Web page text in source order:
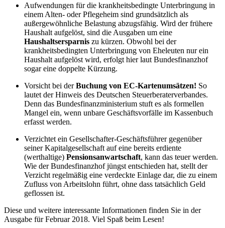
Aufwendungen für die krankheitsbedingte Unterbringung in
einem Alten- oder Pflegeheim sind grundsätzlich als
außergewöhnliche Belastung abzugsfähig. Wird der frühere
Haushalt aufgelöst, sind die Ausgaben um eine
Haushaltsersparnis zu kürzen. Obwohl bei der
krankheitsbedingten Unterbringung von Eheleuten nur ein
Haushalt aufgelöst wird, erfolgt hier laut Bundesfinanzhof
sogar eine doppelte Kürzung.
Vorsicht bei derBuchung von EC-Kartenumsätzen! So
lautet der Hinweis des Deutschen Steuerberaterverbandes.
Denn das Bundesfinanzministerium stuft es als formellen
Mangel ein, wenn unbare Geschäftsvorfälle im Kassenbuch
erfasst werden.
Verzichtet ein Gesellschafter-Geschäftsführer gegenüber
seiner Kapitalgesellschaft auf eine bereits erdiente
(werthaltige) Pensionsanwartschaft, kann das teuer werden.
Wie der Bundesfinanzhof jüngst entschieden hat, stellt der
Verzicht regelmäßig eine verdeckte Einlage dar, die zu einem
Zufluss von Arbeitslohn führt, ohne dass tatsächlich Geld
geflossen ist.
Diese und weitere interessante Informationen finden Sie in der
Ausgabe für Februar 2018. Viel Spaß beim Lesen!